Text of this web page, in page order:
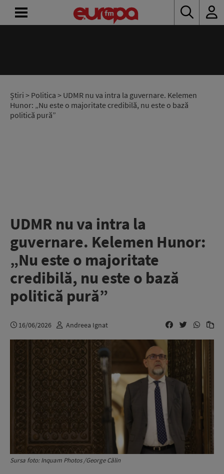
Știri > Politica > UDMR nu va intra la guvernare. Kelemen
Hunor: „Nu este o majoritate credibilă, nu este o bază
politică pură”
UDMR nu va intra la
guvernare. Kelemen Hunor:
„Nu este o majoritate
credibilă, nu este o bază
politică pură”
16/06/2026 Andreea Ignat
Sursa foto: Inquam Photos /George Călin
RADIO
CONCURSURI